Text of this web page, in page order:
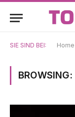
SIE SIND BEI: Home
BROWSING: